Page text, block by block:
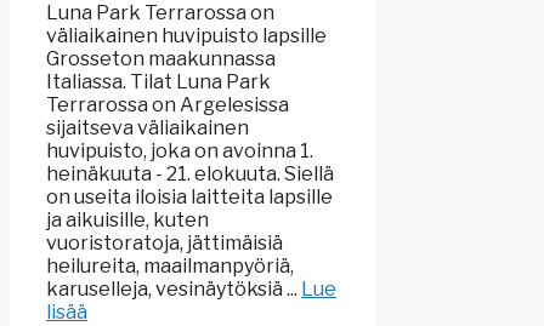
Luna Park Terrarossa on
väliaikainen huvipuisto lapsille
Grosseton maakunnassa
Italiassa. Tilat Luna Park
Terrarossa on Argelesissa
sijaitseva väliaikainen
huvipuisto, joka on avoinna 1.
heinäkuuta - 21. elokuuta. Siellä
on useita iloisia laitteita lapsille
ja aikuisille, kuten
vuoristoratoja, jättimäisiä
heilureita, maailmanpyöriä,
karuselleja, vesinäytöksiä ... Lue
lisää